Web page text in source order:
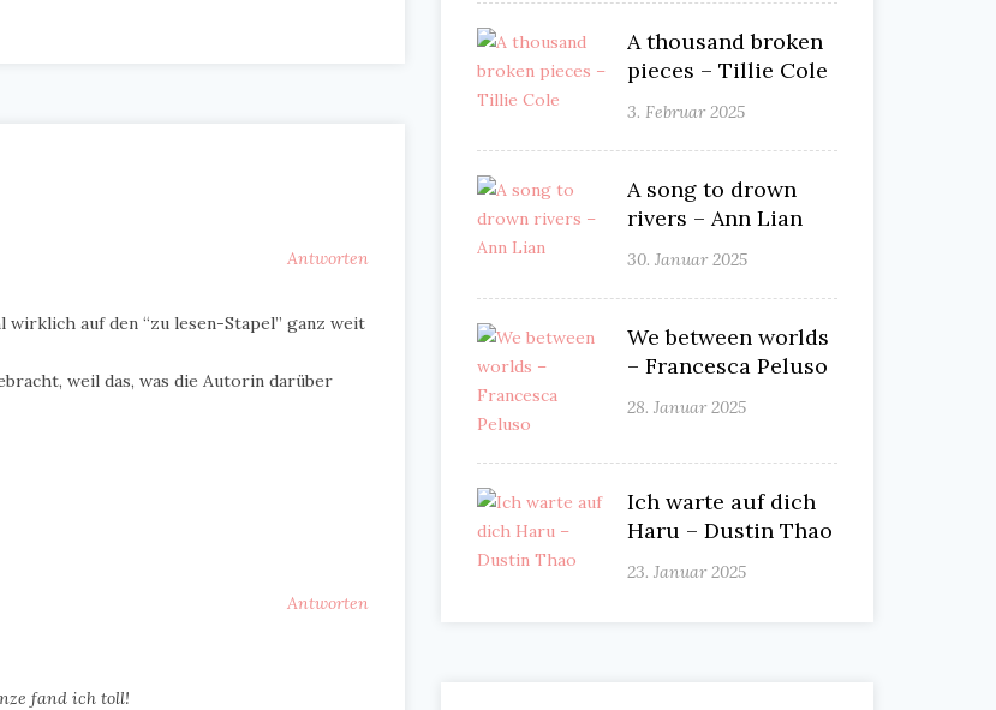
Antworten
auf den “zu lesen-Stapel” ganz weit
weil das, was die Autorin darüber
Antworten
fand ich toll!
A thousand broken
pieces – Tillie Cole
3. Februar 2025
A song to drown
rivers – Ann Lian
30. Januar 2025
We between worlds
– Francesca Peluso
28. Januar 2025
Ich warte auf dich
Haru – Dustin Thao
23. Januar 2025